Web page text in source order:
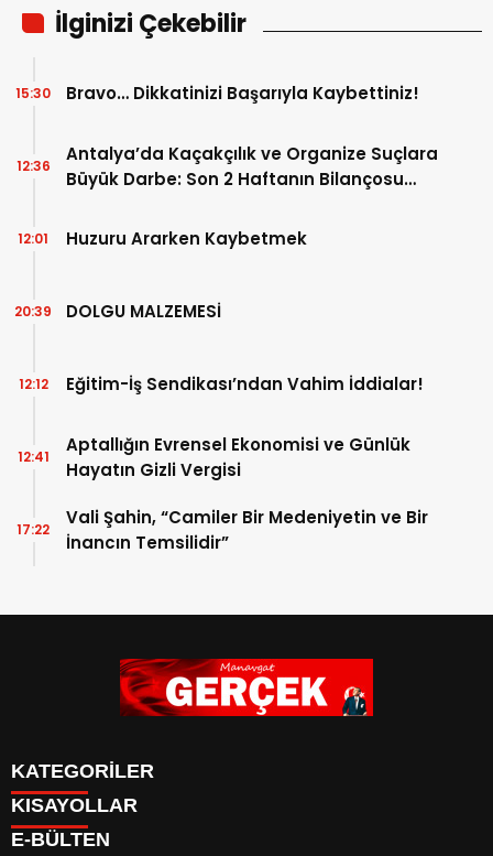
İlginizi Çekebilir
Bravo… Dikkatinizi Başarıyla Kaybettiniz!
15:30
Antalya’da Kaçakçılık ve Organize Suçlara
Büyük Darbe: Son 2 Haftanın Bilançosu
12:36
Huzuru Ararken Kaybetmek
12:01
DOLGU MALZEMESİ
20:39
Eğitim-İş Sendikası’ndan Vahim İddialar!
12:12
Aptallığın Evrensel Ekonomisi ve Günlük
Hayatın Gizli Vergisi
12:41
Vali Şahin, “Camiler Bir Medeniyetin ve Bir
İnancın Temsilidir”
17:22
KATEGORİLER
Siyaset
Eğitim
KISAYOLLAR
E-BÜLTEN